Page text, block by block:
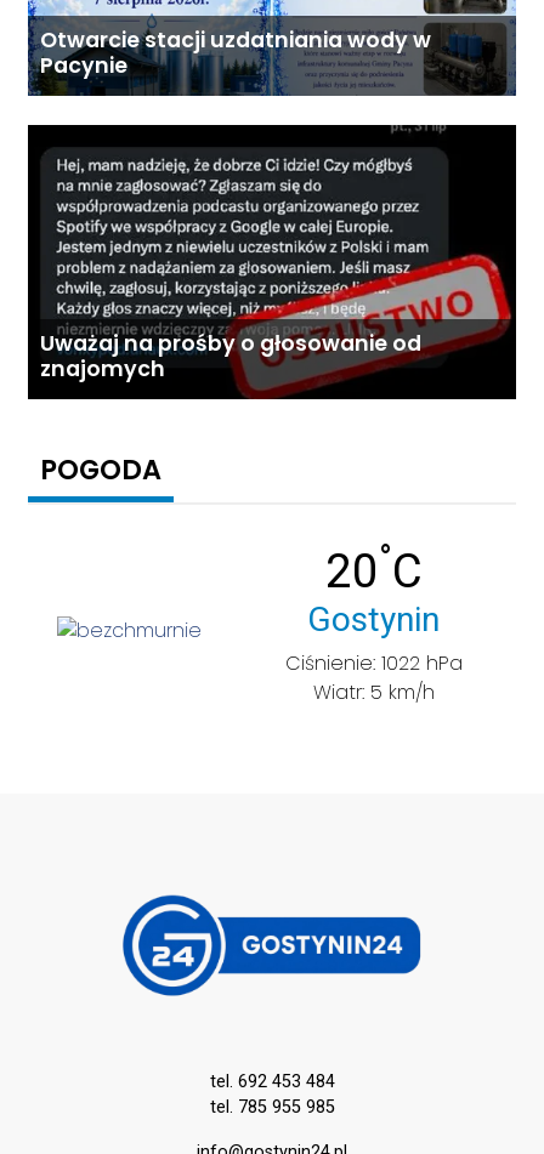
Otwarcie stacji uzdatniania wody w
Pacynie
Uważaj na prośby o głosowanie od
znajomych
POGODA
20°C
Miasto:
Gostynin
Ciśnienie: 1022 hPa
Wiatr: 5 km/h
tel. 692 453 484
tel. 785 955 985